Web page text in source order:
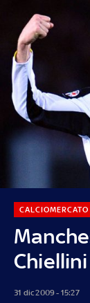
CALCIOMERCATO
31 dic 2009 - 15:27